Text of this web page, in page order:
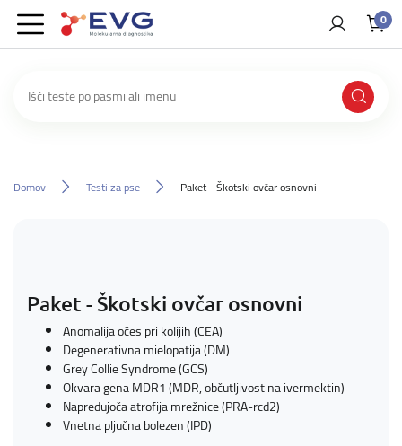
0
Domov Testi za pse Paket - Škotski ovčar osnovni
Paket - Škotski ovčar osnovni
Anomalija očes pri kolijih (CEA)
Degenerativna mielopatija (DM)
Grey Collie Syndrome (GCS)
Okvara gena MDR1 (MDR, občutljivost na ivermektin)
Napredujoča atrofija mrežnice (PRA-rcd2)
Vnetna pljučna bolezen (IPD)